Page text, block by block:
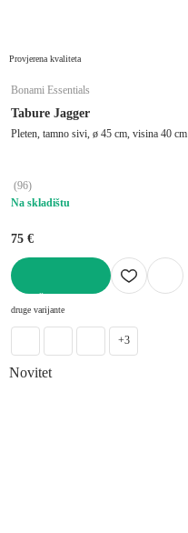
Provjerena kvaliteta
Bonami Essentials
Tabure Jagger
Pleten, tamno sivi, ø 45 cm, visina 40 cm
(96)
Na skladištu
75 €
druge varijante
+3
Novitet